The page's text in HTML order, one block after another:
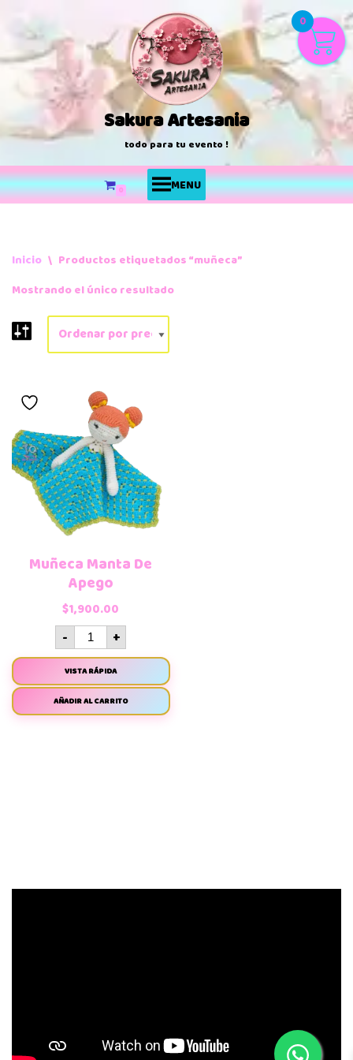
Saltar
al
contenido
Sakura Artesania
todo para tu evento !
0 MENU
Inicio \ Productos etiquetados “muñeca”
Mostrando el único resultado
Muñeca Manta De
Apego
$1,900.00
- +
VISTA RÁPIDA
AÑADIR AL CARRITO
0